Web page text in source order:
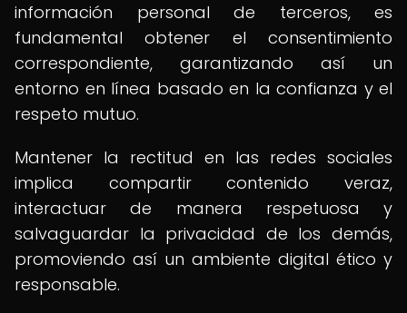
información personal de terceros, es
fundamental obtener el consentimiento
correspondiente, garantizando así un
entorno en línea basado en la confianza y el
respeto mutuo.
Mantener la rectitud en las redes sociales
implica compartir contenido veraz,
interactuar de manera respetuosa y
salvaguardar la privacidad de los demás,
promoviendo así un ambiente digital ético y
responsable.